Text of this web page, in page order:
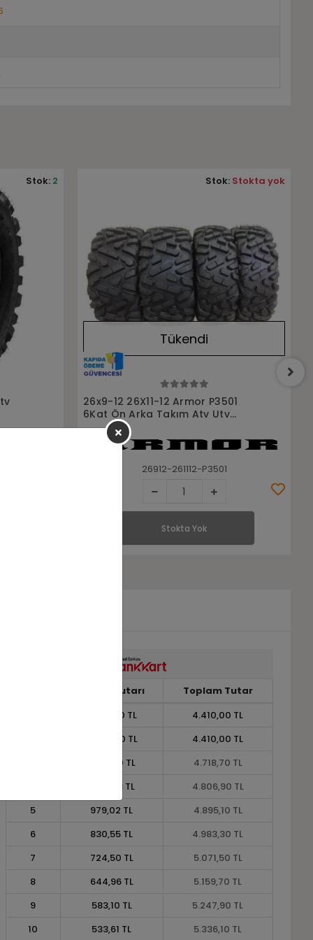
Stokta yok
Stokta Yok
Tükendi
26x9-12 ACME AC723 6 Kat Radial
Atv Utv Ön Lastiği
la-26912-AC723
Stok: Stokta yok
Stokta Yok
Taksit Tutarı
Toplam Tutar
4.410,00 TL
4.410,00 TL
2.205,00 TL
4.410,00 TL
1.572,90 TL
4.718,70 TL
1.201,73 TL
4.806,90 TL
5
979,02 TL
4.895,10 TL
6
830,55 TL
4.983,30 TL
7
724,50 TL
5.071,50 TL
8
644,96 TL
5.159,70 TL
9
583,10 TL
5.247,90 TL
10
533,61 TL 5.336,10 TL